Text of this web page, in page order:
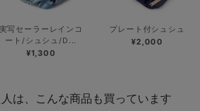
実写セーラーレインコ
ート/シュシュ/D...
¥1,300
プレート付シュシュ
¥2,000
は、こんな商品も買っています